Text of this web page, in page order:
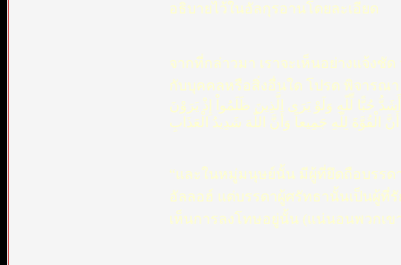
อธิบายไว้ในอัลกุรอานโดยละเอียด
จากที่กล่าวมา เราจะเห็นอย่างแจ้ง
กับบุคคลหรือสิ่งอื่นใด โปรด พิจารณา
حُبًّا لِّلّهِ وَلَوْ يَرَى الَّذِينَ ظَلَمُواْ إِذْ يَرَوْنَ
الْقُوَّةَ لِلّهِ جَمِيعاً وَأَنَّ اللّهَ شَدِيدُ الْعَذَابِ
“และในหมู่มนุษย์นั้น มีผู้ที่ยึดถือบรรด
อัลลอฮ์ แต่บรรดาผู้ศรัทธานั้นเป็นผู้ที่
เห็นการลงโทษอยู่นั้น (แน่นอนพวกเข